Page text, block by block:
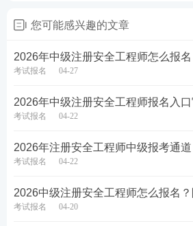
符合考试报名条件，具有高级或
试“安全生产管理”和“安全生产技
符合考试报名条件，本科毕业时
产技术基础”科目。
【我是否符合注安报考条件？点
您可能感兴趣的文章
2026年中级注册安全工程师怎么报名
考试报名 04-27
2026年中级注册安全工程师报名入口
考试报名 04-22
2026年注册安全工程师中级报考通道
考试报名 04-22
2026中级注册安全工程师怎么报名
考试报名 04-20